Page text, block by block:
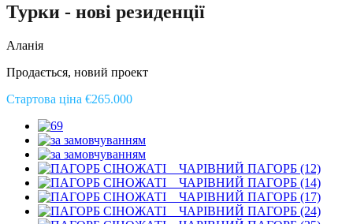
Турки - нові резиденції
Аланія
Продається, новий проект
Стартова ціна €265.000